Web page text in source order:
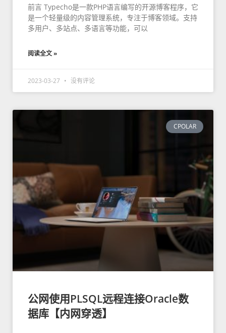
前言 Typecho是一款PHP语言编写的开源博客程序，它
是一个轻量级的内容管理系统，专注于博客领域。支持
多用户、多站点、多语言等功能，可以
阅读全文 »
2023-03-27 没有评论
CPOLAR
公网使用PLSQL远程连接Oracle数
据库【内网穿透】